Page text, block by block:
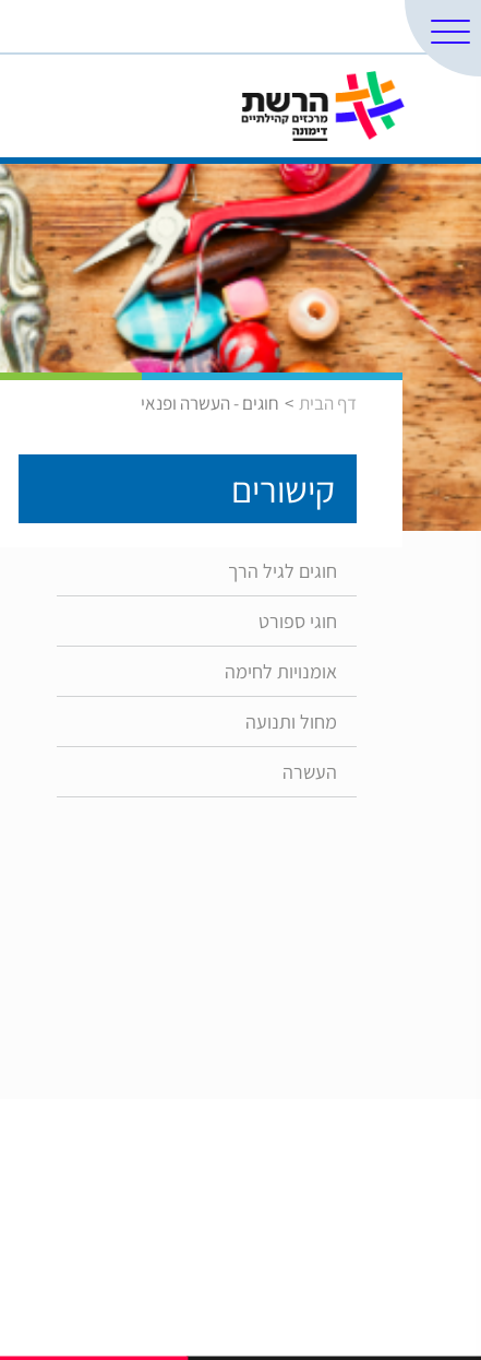
דף הבית חוגים - העשרה ופנאי
קישורים
חוגים לגיל הרך
חוגי ספורט
אומנויות לחימה
מחול ותנועה
העשרה